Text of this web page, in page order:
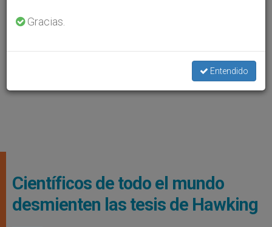
Científicos de todo el mundo
desmienten las tesis de Hawking
Gracias.
Entendido